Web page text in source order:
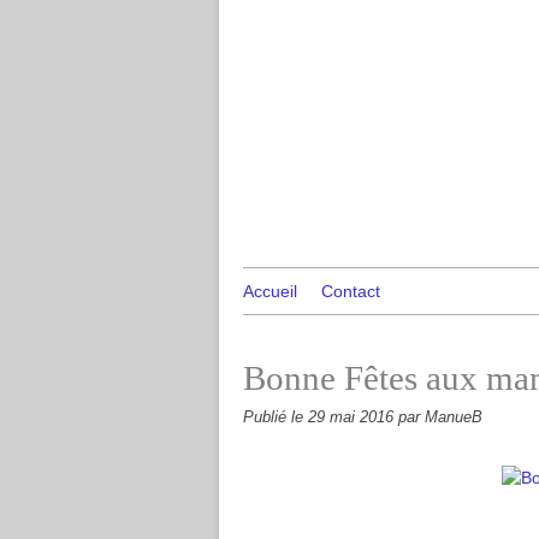
Accueil Contact
Bonne Fêtes aux
Publié le 29 mai 2016 par ManueB